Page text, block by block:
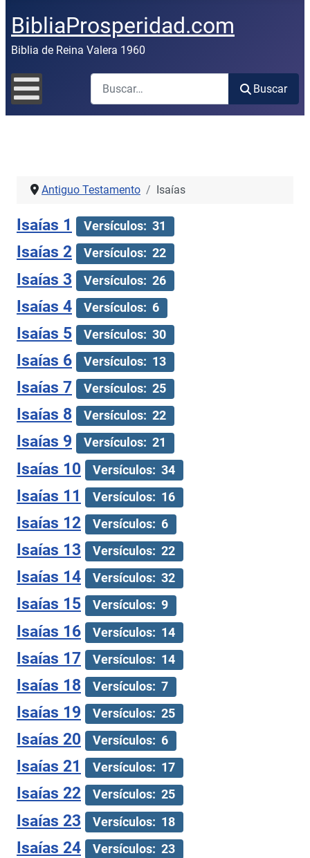
BibliaProsperidad.com
Biblia de Reina Valera 1960
Buscar
Buscar
Antiguo Testamento Isaías
Isaías 1 Versículos: 31
Isaías 2 Versículos: 22
Isaías 3 Versículos: 26
Isaías 4 Versículos: 6
Isaías 5 Versículos: 30
Isaías 6 Versículos: 13
Isaías 7 Versículos: 25
Isaías 8 Versículos: 22
Isaías 9 Versículos: 21
Isaías 10 Versículos: 34
Isaías 11 Versículos: 16
Isaías 12 Versículos: 6
Isaías 13 Versículos: 22
Isaías 14 Versículos: 32
Isaías 15 Versículos: 9
Isaías 16 Versículos: 14
Isaías 17 Versículos: 14
Isaías 18 Versículos: 7
Isaías 19 Versículos: 25
Isaías 20 Versículos: 6
Isaías 21 Versículos: 17
Isaías 22 Versículos: 25
Isaías 23 Versículos: 18
Isaías 24 Versículos: 23